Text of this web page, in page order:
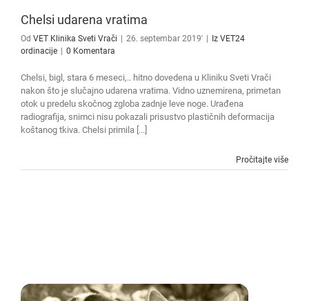
Chelsi udarena vratima
Od VET Klinika Sveti Vrači 26. septembar 2019'
Iz VET24
ordinacije
0 Komentara
Chelsi, bigl, stara 6 meseci,.. hitno dovedena u Kliniku Sveti Vrači
nakon što je slučajno udarena vratima. Vidno uznemirena, primetan
otok u predelu skočnog zgloba zadnje leve noge. Urađena
radiografija, snimci nisu pokazali prisustvo plastičnih deformacija
koštanog tkiva. Chelsi primila [...]
Pročitajte više